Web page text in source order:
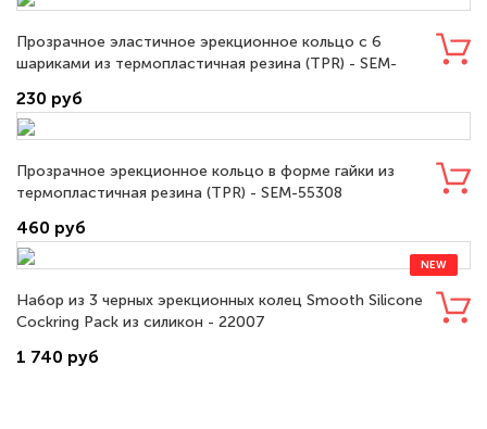
Прозрачное эластичное эрекционное кольцо с 6
шариками из термопластичная резина (TPR) - SEM-
230 руб
Прозрачное эрекционное кольцо в форме гайки из
термопластичная резина (TPR) - SEM-55308
460 руб
NEW
Набор из 3 черных эрекционных колец Smooth Silicone
Cockring Pack из силикон - 22007
1 740 руб